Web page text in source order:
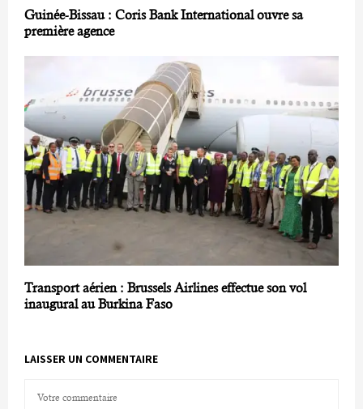
Guinée-Bissau : Coris Bank International ouvre sa
première agence
Transport aérien : Brussels Airlines effectue son vol
inaugural au Burkina Faso
LAISSER UN COMMENTAIRE